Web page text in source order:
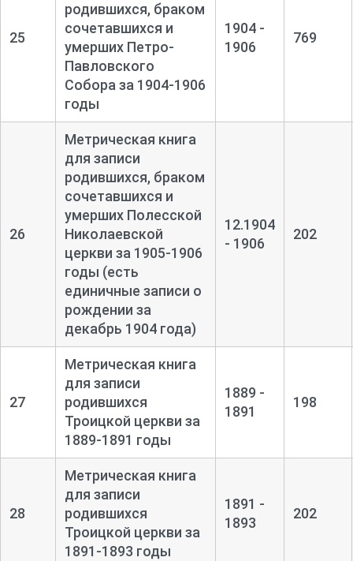
25
родившихся, браком
сочетавшихся и
умерших Петро-
Павловского
Собора за 1904-1906
годы
1904 -
1906
769
26
Метрическая книга
для записи
родившихся, браком
сочетавшихся и
умерших Полесской
Николаевской
церкви за 1905-1906
годы (есть
единичные записи о
рождении за
декабрь 1904 года)
12.1904
- 1906
202
27
Метрическая книга
для записи
родившихся
Троицкой церкви за
1889-1891 годы
1889 -
1891
198
28
Метрическая книга
для записи
родившихся
Троицкой церкви за
1891-1893 годы
1891 -
1893
202